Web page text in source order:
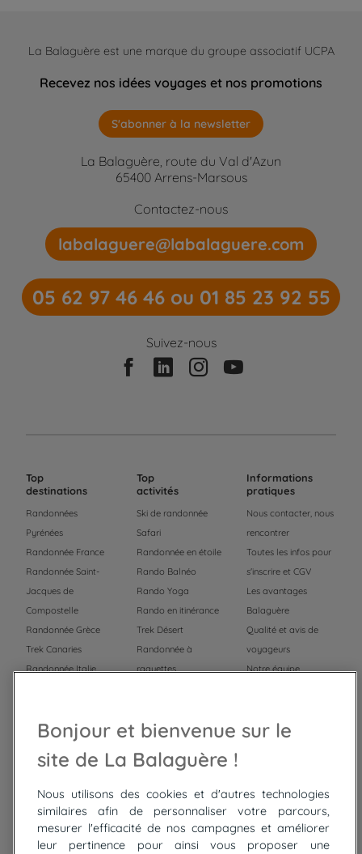
La Balaguère est une marque du groupe associatif UCPA
Recevez nos idées voyages et nos promotions
S'abonner à la newsletter
La Balaguère, route du Val d'Azun
65400 Arrens-Marsous
Contactez-nous
labalaguere@labalaguere.com
05 62 97 46 46 ou 01 85 23 92 55
Suivez-nous
Top
destinations
Randonnées
Pyrénées
Randonnée France
Randonnée Saint-
Jacques de
Compostelle
Randonnée Grèce
Trek Canaries
Randonnée Italie
Trek Mauritanie
Top
activités
Ski de randonnée
Safari
Randonnée en étoile
Rando Balnéo
Rando Yoga
Rando en itinérance
Trek Désert
Randonnée à
raquettes
Trek
Informations
pratiques
Nous contacter, nous
rencontrer
Toutes les infos pour
s'inscrire et CGV
Les avantages
Balaguère
Qualité et avis de
voyageurs
Notre équipe
Top
circuits
Tour du lac de Constance à vélo
Cyclades : Amorgos et Naxos
Bonjour et bienvenue sur le
site de La Balaguère !
Nous utilisons des cookies et d'autres technologies
similaires afin de personnaliser votre parcours,
mesurer l'efficacité de nos campagnes et améliorer
leur pertinence pour ainsi vous proposer une